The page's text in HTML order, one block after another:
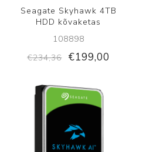
Seagate Skyhawk 4TB
HDD kõvaketas
108898
€234,36
€199,00